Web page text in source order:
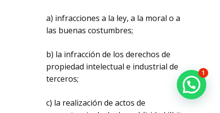
Subtotal:
Ver Carrito Finalizar Compra
a) infracciones a la ley, a la moral o a
las buenas costumbres;
b) la infracción de los derechos de
propiedad intelectual e industrial de
terceros;
c) la realización de actos de
1